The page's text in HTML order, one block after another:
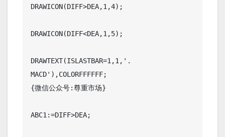
DRAWICON(DIFF>DEA,1,4);
DRAWICON(DIFF<DEA,1,5);
DRAWTEXT(ISLASTBAR=1,1,'.
MACD'),COLORFFFFFF;
{微信公众号:尊重市场}
ABC1:=DIFF>DEA;